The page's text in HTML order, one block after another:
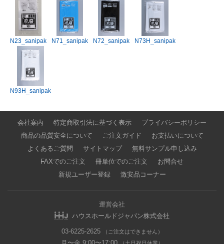
N23_sanipak N71_sanipak N72_sanipak N73H_sanipak
N93H_sanipak
会社案内 特定商取引法に基づく表示
プライバシーポリシー
商品の品質安全について
ご注文ガイド
お支払いについて
よくあるご質問
サイトマップ
無料サンプル申し込み
FAXでのご注文
冊単位でのご注文
お問合せ
新規ユーザー登録
激安品コーナー
運営会社
ハウスホールドジャパン株式会社
03-6225-2625 （ご注文はできません）